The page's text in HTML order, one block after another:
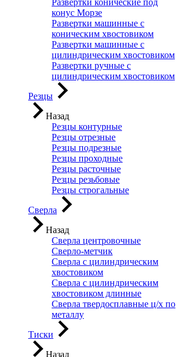
Развертки конические под
конус Морзе
Развертки машинные с
коническим хвостовиком
Развертки машинные с
цилиндрическим хвостовиком
Развертки ручные с
цилиндрическим хвостовиком
Резцы
Назад
Резцы контурные
Резцы отрезные
Резцы подрезные
Резцы проходные
Резцы расточные
Резцы резьбовые
Резцы строгальные
Сверла
Назад
Сверла центровочные
Сверло-метчик
Сверла с цилиндрическим
хвостовиком
Сверла с цилиндрическим
хвостовиком длинные
Сверла твердосплавные ц/х по
металлу
Тиски
Назад